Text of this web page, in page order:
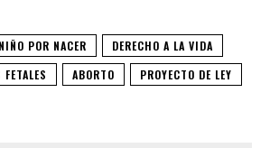
NIÑO POR NACER
DERECHO A LA VIDA
ABORTO PROYECTO DE LEY